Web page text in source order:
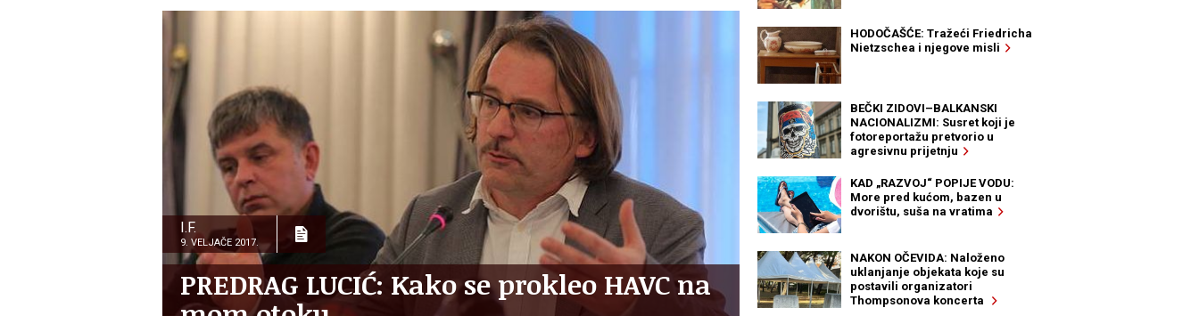
I.F.
9. VELJAČE 2017.
PREDRAG LUCIĆ: Kako se prokleo HAVC na
HODOČAŠĆE: Tražeći Friedricha
Nietzschea i njegove misli
BEČKI ZIDOVI–BALKANSKI
NACIONALIZMI: Susret koji je
fotoreportažu pretvorio u
agresivnu prijetnju
KAD „RAZVOJ“ POPIJE VODU:
More pred kućom, bazen u
dvorištu, suša na vratima
NAKON OČEVIDA: Naloženo
uklanjanje objekata koje su
postavili organizatori
Thompsonova koncerta